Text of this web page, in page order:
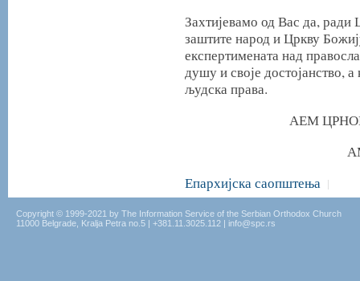
Захтијевамо од Вас да, ради
заштите народ и Цркву
експертимената над
душу и своје достојанство,
људска права.
АЕМ
Епархијска саопштења |
Copyright © 1999-2021 by The Information Service of the Serbian Orthodox Church
11000 Belgrade, Kralja Petra no.5 | +381.11.3025.112 | info@spc.rs